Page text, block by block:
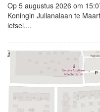
Op 5 augustus 2026 om
Koningin Julianalaan te
letsel....